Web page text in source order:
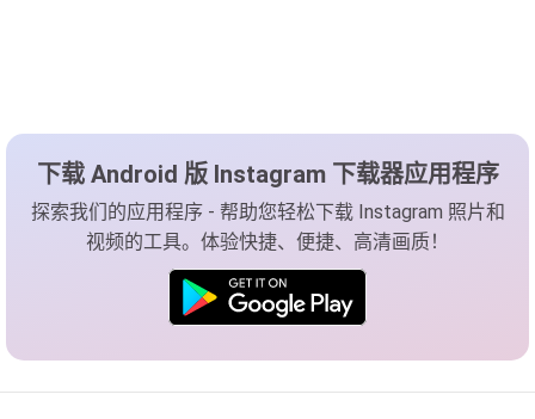
下载 Android 版 Instagram 下载器应用程序
探索我们的应用程序 - 帮助您轻松下载 Instagram 照片和
视频的工具。体验快捷、便捷、高清画质！